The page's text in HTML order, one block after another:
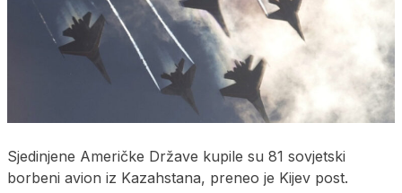
Sjedinjene Američke Države kupile su 81 sovjetski
borbeni avion iz Kazahstana, preneo je Kijev post.